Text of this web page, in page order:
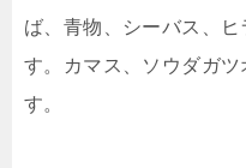
ば、青物、シーバス、
す。カマス、ソウダガ
す。